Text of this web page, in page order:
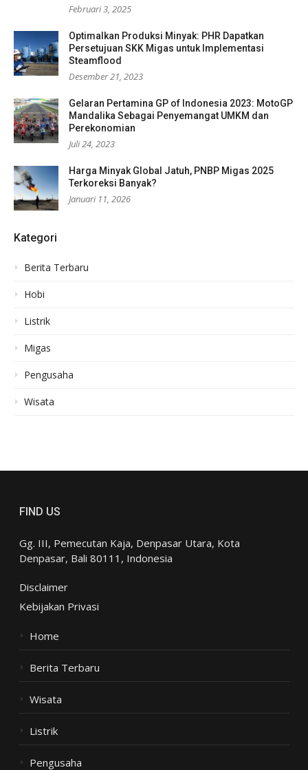
Februari 3, 2025
Optimalkan Produksi Minyak: PHR Dapatkan
Persetujuan SKK Migas untuk Implementasi
Steamflood
Desember 21, 2023
Gelaran Pertamina GP of Indonesia 2023: MotoGP
Mandalika Sebagai Penyemangat UMKM dan
Perekonomian
Juli 24, 2023
Harga Minyak Global Jatuh, PNBP Migas 2025
Terkoreksi Banyak?
Januari 11, 2026
Kategori
Berita Terbaru
Hobi
Listrik
Migas
Pengusaha
Wisata
FIND US
Gg. III, Pemecutan Kaja, Denpasar Utara, Kota
Denpasar, Bali 80111, Indonesia
Disclaimer
Kebijakan Privasi
Home
Berita Terbaru
Wisata
Listrik
Pengusaha